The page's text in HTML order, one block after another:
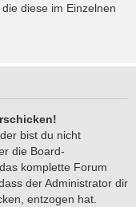
diese im Einzelnen
bist du nicht
die Board-
komplette Forum
der Administrator dir
entzogen hat.